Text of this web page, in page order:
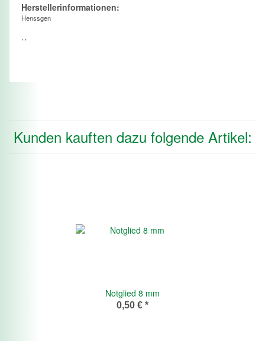
Herstellerinformationen:
Henssgen
, ,
Kunden kauften dazu folgende Artikel:
Notglied 8 mm
0,50 € *